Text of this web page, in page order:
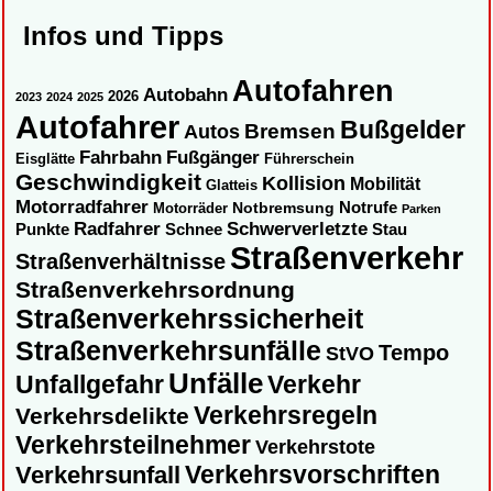
Infos und Tipps
2023 2024 2025 2026 Autobahn Autofahren
AutofahrerAutos Bremsen Bußgelder
Eisglätte Fahrbahn Fußgänger Führerschein
Geschwindigkeit Glatteis Kollision Mobilität
Motorradfahrer Motorräder Notbremsung Notrufe Parken
Punkte Radfahrer Schnee Schwerverletzte Stau
Straßenverhältnisse Straßenverkehr
Straßenverkehrsordnung
Straßenverkehrssicherheit
Straßenverkehrsunfälle StVOTempo
UnfallgefahrUnfälleVerkehr
Verkehrsdelikte Verkehrsregeln
Verkehrsteilnehmer Verkehrstote
Verkehrsunfall Verkehrsvorschriften